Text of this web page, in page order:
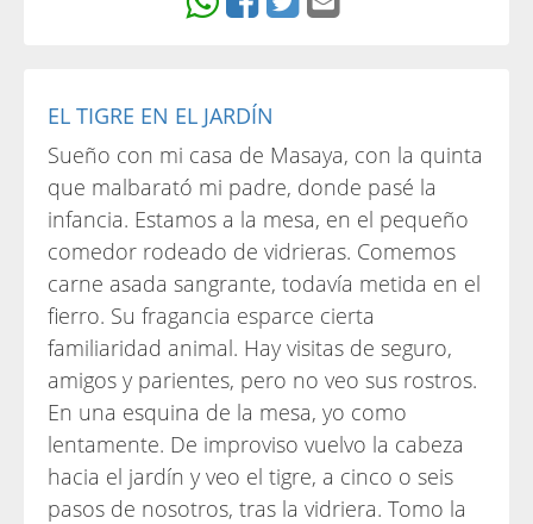
EL TIGRE EN EL JARDÍN
Sueño con mi casa de Masaya, con la quinta
que malbarató mi padre, donde pasé la
infancia. Estamos a la mesa, en el pequeño
comedor rodeado de vidrieras. Comemos
carne asada sangrante, todavía metida en el
fierro. Su fragancia esparce cierta
familiaridad animal. Hay visitas de seguro,
amigos y parientes, pero no veo sus rostros.
En una esquina de la mesa, yo como
lentamente. De improviso vuelvo la cabeza
hacia el jardín y veo el tigre, a cinco o seis
pasos de nosotros, tras la vidriera. Tomo la